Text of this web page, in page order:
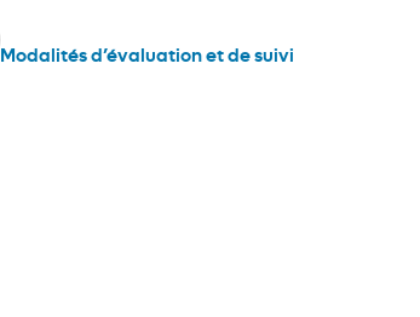
Modalités d’évaluation et de suivi